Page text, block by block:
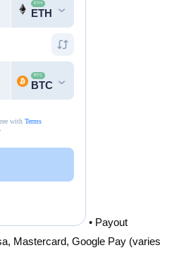
• Payout
Mastercard, Google Pay (varies